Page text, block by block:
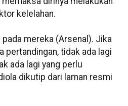
kelelahan.
mereka (Arsenal). Jika
pertandingan, tidak ada lagi
ada lagi yang perlu
dikutip dari laman resmi